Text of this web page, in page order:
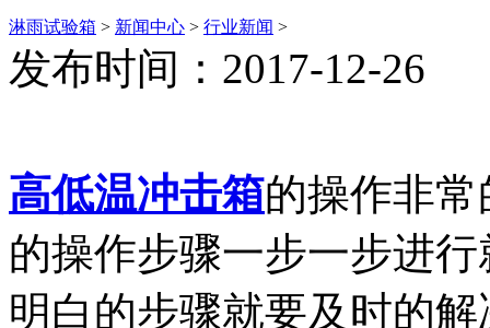
淋雨试验箱 > 新闻中心 > 行业新闻 >
发布时间：2017-12-26
高低温冲击箱的操作非
的操作步骤一步一步进
明白的步骤就要及时的解